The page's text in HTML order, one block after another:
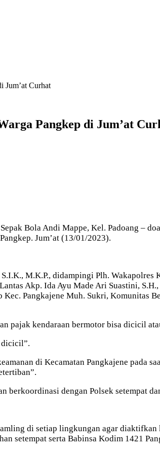
Jum’at Curhat
Pangkep di Jum’at
Bola Andi Mappe, Kel. Padoang –
Jum’at (13/01/2023).
M.K.P., didampingi Plh. Wakapolres
Akp. Ida Ayu Made Ari Suastini,
Pangkajene Muh. Sukri, Komunitas
pajak kendaraan bermotor bisa dicicil
dicicil”.
di Kecamatan Pangkajene pada
berkoordinasi dengan Polsek setempat
di setiap lingkungan agar
setempat serta Babinsa Kodim 1421